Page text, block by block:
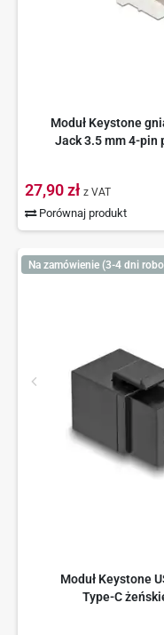
Moduł Keystone
Jack 3.5 mm 4-pin
27,90 zł z VAT
Porównaj produkt
Na zamówienie (3-4 dni
Moduł Keystone
Type-C